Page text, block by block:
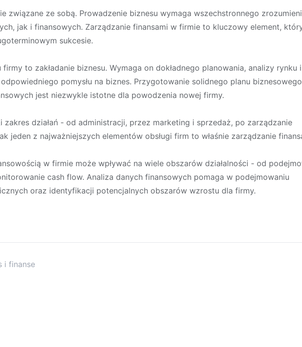
związane ze sobą. Prowadzenie biznesu wymaga wszechstronnego
jak i finansowych. Zarządzanie finansami w firmie to kluczowy element,
sukcesie.
to zakładanie biznesu. Wymaga on dokładnego planowania, analizy rynku i
pomysłu na biznes. Przygotowanie solidnego planu
jest niezwykle istotne dla powodzenia nowej firmy.
zakres działań - od administracji, przez marketing i sprzedaż, po zarządzanie
jeden z najważniejszych elementów obsługi firm to właśnie zarządzanie
w firmie może wpływać na wiele obszarów działalności - od
cash flow. Analiza danych finansowych pomaga w podejmowaniu
oraz identyfikacji potencjalnych obszarów wzrostu dla firmy.
i finanse